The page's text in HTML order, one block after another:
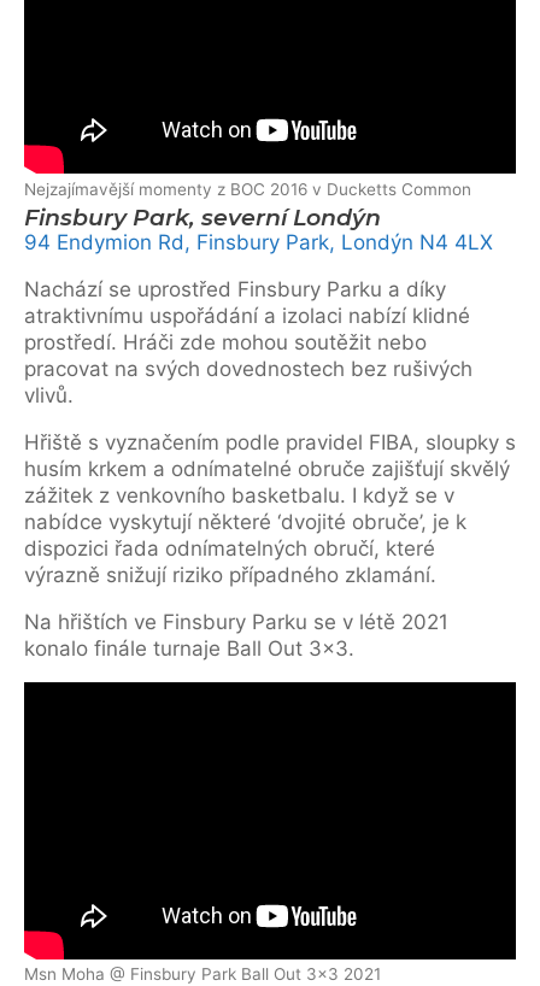
Nejzajímavější momenty z BOC 2016 v Ducketts Common
Finsbury Park, severní Londýn
94 Endymion Rd, Finsbury Park, Londýn N4 4LX
Nachází se uprostřed Finsbury Parku a díky
atraktivnímu uspořádání a izolaci nabízí klidné
prostředí. Hráči zde mohou soutěžit nebo
pracovat na svých dovednostech bez rušivých
vlivů.
Hřiště s vyznačením podle pravidel FIBA, sloupky s
husím krkem a odnímatelné obruče zajišťují skvělý
zážitek z venkovního basketbalu. I když se v
nabídce vyskytují některé ‘dvojité obruče’, je k
dispozici řada odnímatelných obručí, které
výrazně snižují riziko případného zklamání.
Na hřištích ve Finsbury Parku se v létě 2021
konalo finále turnaje Ball Out 3×3.
Msn Moha @ Finsbury Park Ball Out 3×3 2021